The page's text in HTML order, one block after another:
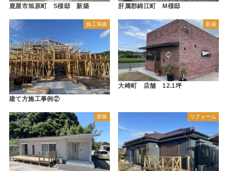
鹿屋市旭原町 S様邸 新築 肝属郡錦江町 M様邸
施工実績
建て方施工事例②
新築
大崎町 店舗 12.1坪
新築 リフォーム